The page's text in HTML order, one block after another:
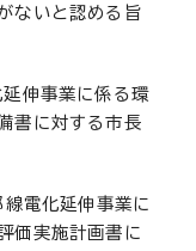
ないと認める旨
伸事業に係る環
書に対する市長
線電化延伸事業に
価実施計画書に